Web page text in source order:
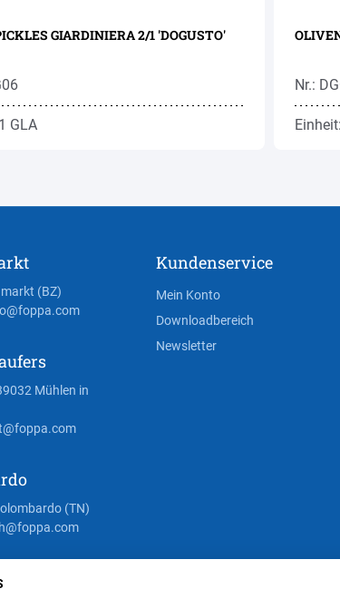
GIARDINIERA 2/1 'DOGUSTO'
GLA
Nr.:
(BZ)
Mühlen in
(TN)
Kundenservice
Mein Konto
Downloadbereich
Newsletter